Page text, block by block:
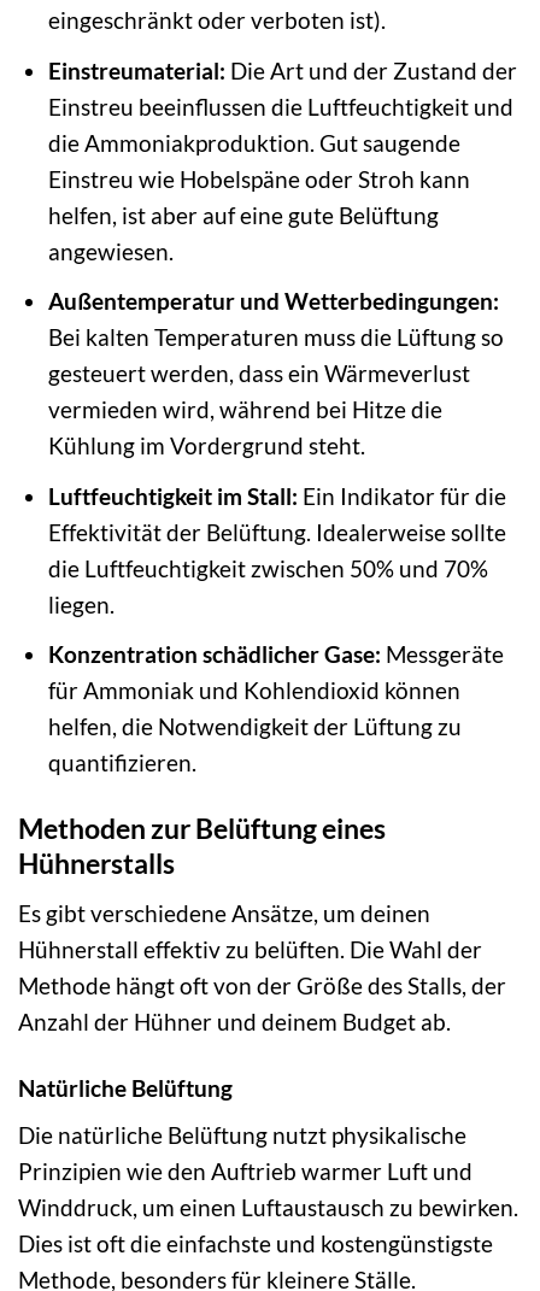
eingeschränkt oder verboten ist).
Einstreumaterial: Die Art und der Zustand der
Einstreu beeinflussen die Luftfeuchtigkeit und
die Ammoniakproduktion. Gut saugende
Einstreu wie Hobelspäne oder Stroh kann
helfen, ist aber auf eine gute Belüftung
angewiesen.
Außentemperatur und Wetterbedingungen:
Bei kalten Temperaturen muss die Lüftung so
gesteuert werden, dass ein Wärmeverlust
vermieden wird, während bei Hitze die
Kühlung im Vordergrund steht.
Luftfeuchtigkeit im Stall: Ein Indikator für die
Effektivität der Belüftung. Idealerweise sollte
die Luftfeuchtigkeit zwischen 50% und 70%
liegen.
Konzentration schädlicher Gase: Messgeräte
für Ammoniak und Kohlendioxid können
helfen, die Notwendigkeit der Lüftung zu
quantifizieren.
Methoden zur Belüftung eines
Hühnerstalls
Es gibt verschiedene Ansätze, um deinen
Hühnerstall effektiv zu belüften. Die Wahl der
Methode hängt oft von der Größe des Stalls, der
Anzahl der Hühner und deinem Budget ab.
Natürliche Belüftung
Die natürliche Belüftung nutzt physikalische
Prinzipien wie den Auftrieb warmer Luft und
Winddruck, um einen Luftaustausch zu bewirken.
Dies ist oft die einfachste und kostengünstigste
Methode, besonders für kleinere Ställe.